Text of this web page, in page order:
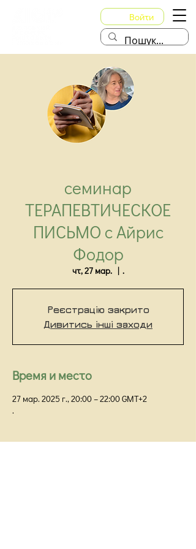
Войти
семинар
ТЕРАПЕВТИЧЕСКОЕ
ПИСЬМО с Айрис
Фодор
чт, 27 мар.
  |
.
Реєстрацію закрито
Дивитись інші заходи
Время и место
27 мар. 2025 г., 20:00 – 22:00 GMT+2
.